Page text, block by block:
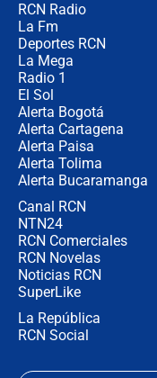
RCN Radio
La Fm
Deportes RCN
La Mega
Radio 1
El Sol
Alerta Bogotá
Alerta Cartagena
Alerta Paisa
Alerta Tolima
Alerta Bucaramanga
Canal RCN
NTN24
RCN Comerciales
RCN Novelas
Noticias RCN
SuperLike
La República
RCN Social